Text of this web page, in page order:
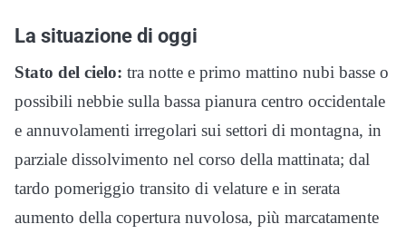
La situazione di oggi
Stato del cielo: tra notte e primo mattino nubi basse o
possibili nebbie sulla bassa pianura centro occidentale
e annuvolamenti irregolari sui settori di montagna, in
parziale dissolvimento nel corso della mattinata; dal
tardo pomeriggio transito di velature e in serata
aumento della copertura nuvolosa, più marcatamente